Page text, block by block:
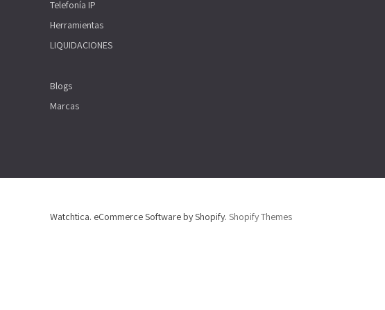
Telefonía IP
Herramientas
LIQUIDACIONES
Blogs
Marcas
Watchtica. eCommerce Software by Shopify. Shopify Themes